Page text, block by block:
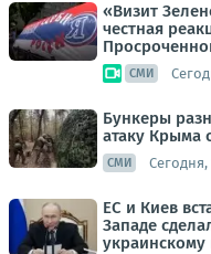
«Визит
честная
СМИ
Бункеры
атаку Крыма
СМИ Сегодня,
ЕС и Киев
Западе